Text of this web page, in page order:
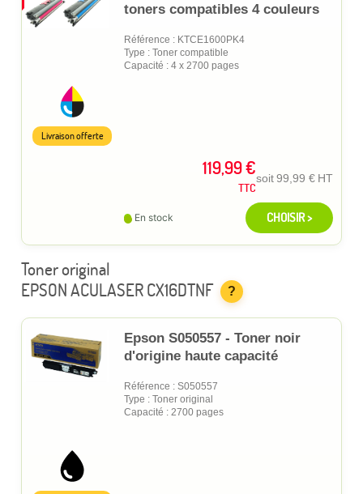
toners compatibles 4 couleurs
Référence : KTCE1600PK4
Type : Toner compatible
Capacité : 4 x 2700 pages
119,99 €
TTC
soit99,99 € HT
Livraison offerte
En stock CHOISIR >
Toner original
EPSON ACULASER CX16DTNF
?
Epson S050557 - Toner noir
d'origine haute capacité
Référence : S050557
Type : Toner original
Capacité : 2700 pages